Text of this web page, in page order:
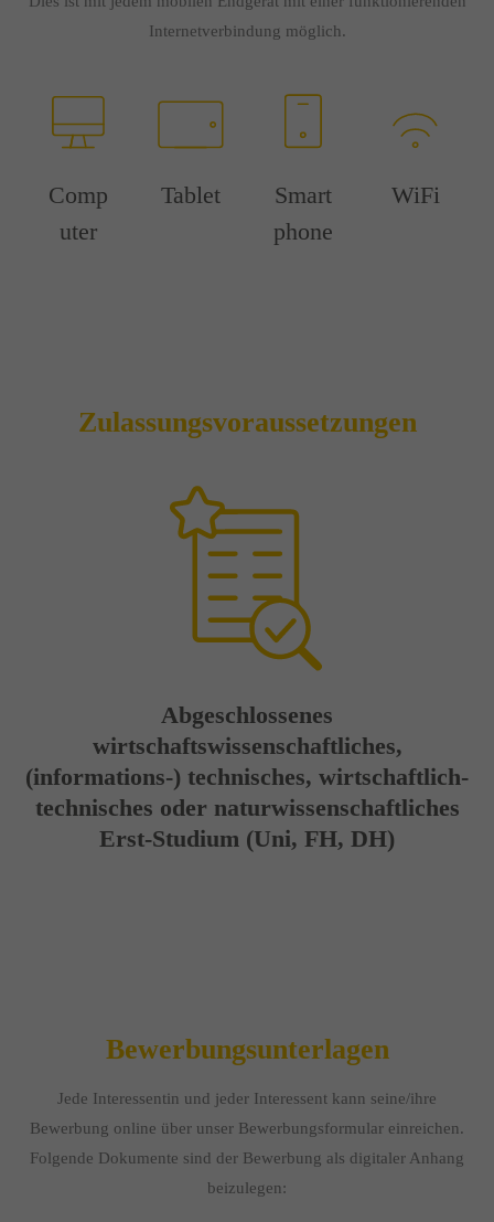
Internetverbindung möglich.
Comp
uter
Tablet
Smart
phone
WiFi
Zulassungsvoraussetzungen
Abgeschlossenes
wirtschaftswissenschaftliches,
(informations-) technisches, wirtschaftlich-
technisches oder naturwissenschaftliches
Erst-Studium (Uni, FH, DH)
Bewerbungsunterlagen
Jede Interessentin und jeder Interessent kann seine/ihre
Bewerbung online über unser Bewerbungsformular einreichen.
Folgende Dokumente sind der Bewerbung als digitaler Anhang
beizulegen: